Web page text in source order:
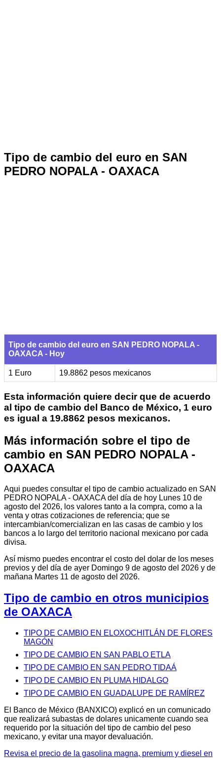
Tipo de cambio del euro en SAN
PEDRO NOPALA - OAXACA
Tipo de cambio del euro en SAN PEDRO NOPALA -
OAXACA - Hoy
1 Euro 19.8862 pesos mexicanos
Esta información quiere decir que de acuerdo
al tipo de cambio del Banco de México, 1 euro
es igual a 19.8862 pesos mexicanos.
Más información sobre el tipo de
cambio en SAN PEDRO NOPALA -
OAXACA
Aqui puedes consultar el tipo de cambio actualizado en SAN
PEDRO NOPALA - OAXACA del día de hoy Lunes 10 de
agosto del 2026, los valores tanto a la compra, como a la
venta y otras cotizaciones de referencia; que se
intercambian/comercializan en las casas de cambio y los
bancos a lo largo del territorio nacional mexicano por cada
divisa.
Así mismo puedes encontrar el costo del dolar de los meses
previos y del día de ayer Domingo 9 de agosto del 2026 y de
mañana Martes 11 de agosto del 2026.
Tipo de cambio en otros municipios
de OAXACA
TIPO DE CAMBIO EN ELOXOCHITLÁN DE FLORES
MAGÓN
TIPO DE CAMBIO EN SAN PABLO ETLA
TIPO DE CAMBIO EN SAN PEDRO TIDAÁ
TIPO DE CAMBIO EN PLUMA HIDALGO
TIPO DE CAMBIO EN GUADALUPE DE RAMÍREZ
El Banco de México (BANXICO) explicó en un comunicado
que realizará subastas de dolares unicamente cuando sea
requerido por la situación del tipo de cambio del peso
mexicano, y evitar una mayor devaluación.
Revisa el precio de la gasolina magna, premium y diesel en